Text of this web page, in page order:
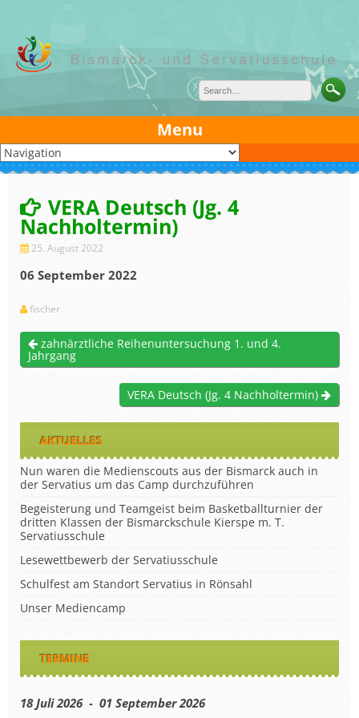
content
Menu
VERA Deutsch (Jg. 4
Nachholtermin)
25. August 2022
06 September 2022
fischer
zahnärztliche Reihenuntersuchung 1. und 4.
Jahrgang
VERA Deutsch (Jg. 4 Nachholtermin)
AKTUELLES
Nun waren die Medienscouts aus der Bismarck auch in
der Servatius um das Camp durchzuführen
Begeisterung und Teamgeist beim Basketballturnier der
dritten Klassen der Bismarckschule Kierspe m. T.
Servatiusschule
Lesewettbewerb der Servatiusschule
Schulfest am Standort Servatius in Rönsahl
Unser Mediencamp
TERMINE
18 Juli 2026 - 01 September 2026